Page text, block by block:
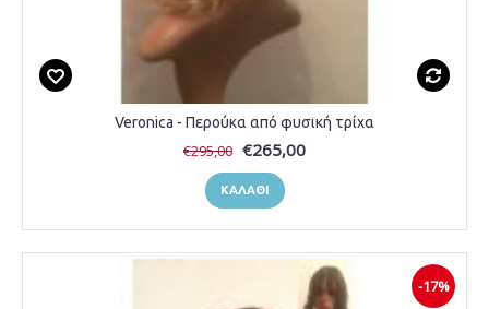
Veronica - Περούκα από φυσική τρίχα
€295,00 €265,00
ΚΑΛΆΘΙ
-17%